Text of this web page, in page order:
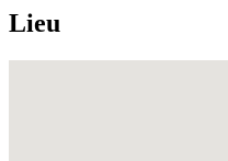
Lieu